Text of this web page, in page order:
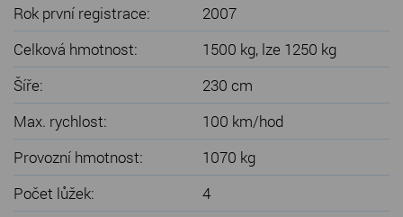
Rok první registrace:
2007
Celková hmotnost:
1500 kg, lze 1250 kg
Šíře:
230 cm
Max. rychlost:
100 km/hod
Provozní hmotnost:
1070 kg
Počet lůžek:
4